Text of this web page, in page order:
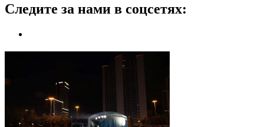
Следите за нами в соцсетях: